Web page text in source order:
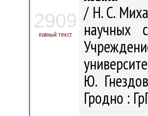
2909
полный текст
/ Н. С.
научных
Ю.
Гродно :